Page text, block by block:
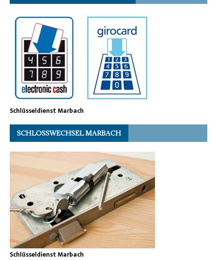
Schlüsseldienst Marbach
SCHLOSSWECHSEL MARBACH
Schlüsseldienst Marbach